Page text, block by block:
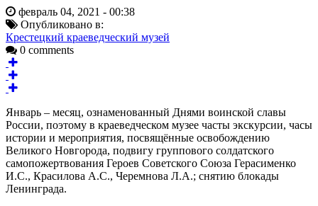
февраль 04, 2021 - 00:38
Опубликовано в:
Крестецкий краеведческий музей
0 comments
Январь – месяц, ознаменованный Днями воинской славы
России, поэтому в краеведческом музее часты экскурсии, часы
истории и мероприятия, посвящённые освобождению
Великого Новгорода, подвигу группового солдатского
самопожертвования Героев Советского Союза Герасименко
И.С., Красилова А.С., Черемнова Л.А.; снятию блокады
Ленинграда.